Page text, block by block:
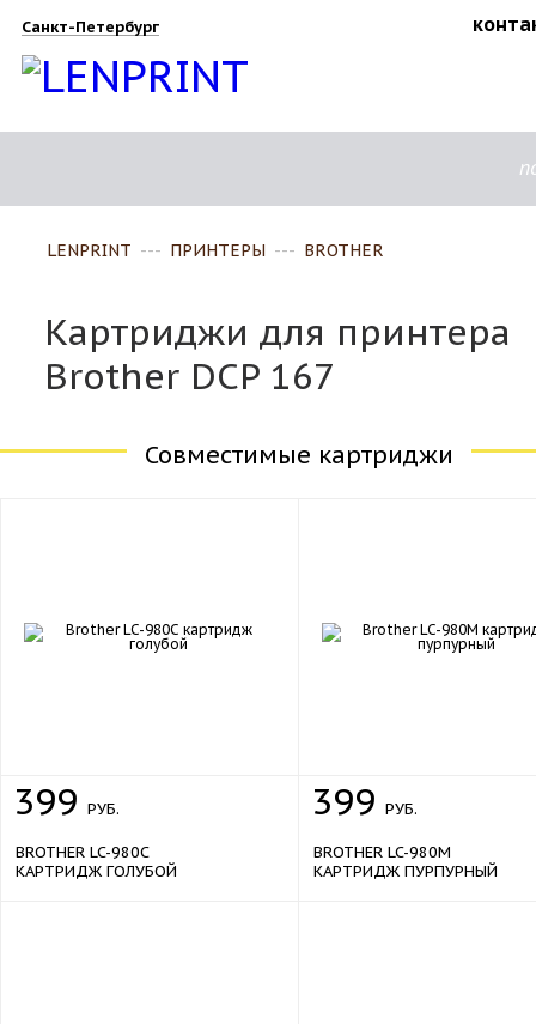
Санкт-Петербург
LENPRINT --- ПРИНТЕРЫ --- BROTHER
Картриджи для принтера
Brother DCP 167
Совместимые картриджи
399 РУБ.
BROTHER LC-980C
КАРТРИДЖ ГОЛУБОЙ
399 РУБ.
BROTHER LC-980M
КАРТРИДЖ ПУРПУРНЫЙ